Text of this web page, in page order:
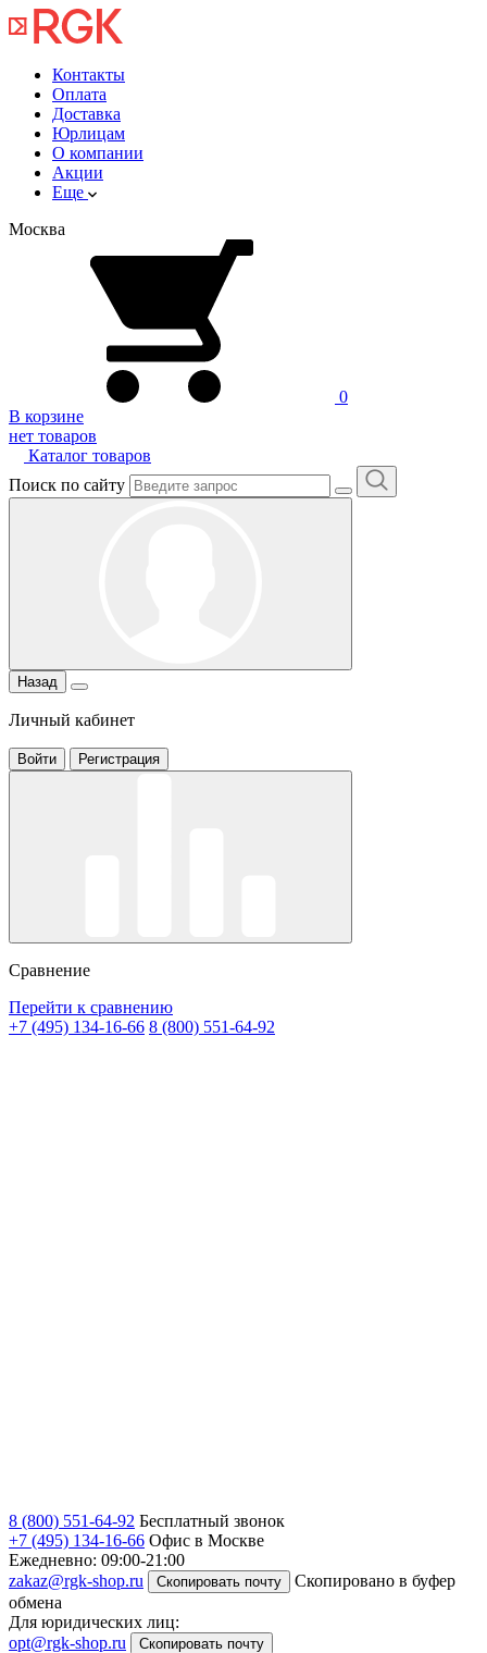
Контакты
Оплата
Доставка
Юрлицам
О компании
Акции
Еще
Москва
0
В корзине
нет товаров
Каталог товаров
Поиск по сайту
Назад
Личный кабинет
Войти Регистрация
Сравнение
Перейти к сравнению
+7 (495) 134-16-66 8 (800) 551-64-92
8 (800) 551-64-92 Бесплатный звонок
+7 (495) 134-16-66 Офис в Москве
Ежедневно: 09:00-21:00
zakaz@rgk-shop.ru
Скопировать почту
Скопировано в буфер
обмена
Для юридических лиц:
opt@rgk-shop.ru
Скопировать почту